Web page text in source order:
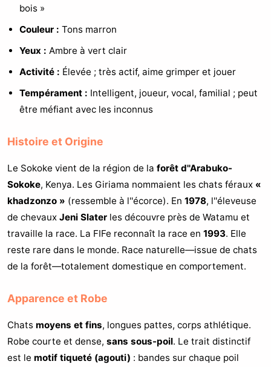
bois »
Couleur : Tons marron
Yeux : Ambre à vert clair
Activité : Élevée ; très actif, aime grimper et jouer
Tempérament : Intelligent, joueur, vocal, familial ; peut
être méfiant avec les inconnus
Histoire et Origine
Le Sokoke vient de la région de la forêt d''Arabuko-
Sokoke, Kenya. Les Giriama nommaient les chats féraux «
khadzonzo » (ressemble à l''écorce). En 1978, l''éleveuse
de chevaux Jeni Slater les découvre près de Watamu et
travaille la race. La FIFe reconnaît la race en 1993. Elle
reste rare dans le monde. Race naturelle—issue de chats
de la forêt—totalement domestique en comportement.
Apparence et Robe
Chats moyens et fins, longues pattes, corps athlétique.
Robe courte et dense, sans sous-poil. Le trait distinctif
est le motif tiqueté (agouti) : bandes sur chaque poil